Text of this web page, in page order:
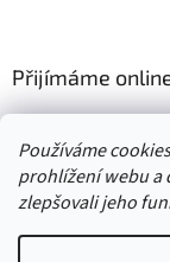
Používáme
prohlížení webu a
zlepšovali jeho
Přijímáme